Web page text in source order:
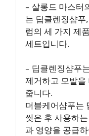
– 살롱드 마스터
는 딥클렌징샴푸
럼의 세 가지 제
세트입니다.
– 딥클렌징샴푸
제거하고 모발을
줍니다.
더블케어샴푸는
씻은 후 사용하
과 영양을 공급